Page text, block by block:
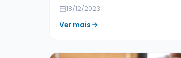
18/12/2023
Ver mais